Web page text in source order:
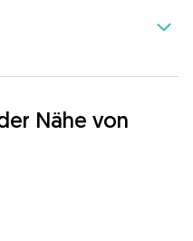
Nähe von